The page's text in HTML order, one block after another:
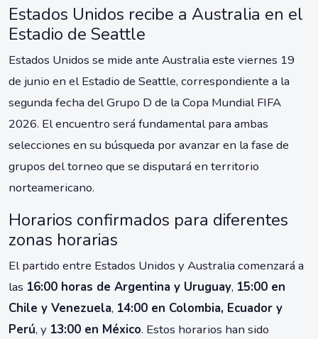
Estados Unidos recibe a Australia en el
Estadio de Seattle
Estados Unidos se mide ante Australia este viernes 19
de junio en el Estadio de Seattle, correspondiente a la
segunda fecha del Grupo D de la Copa Mundial FIFA
2026. El encuentro será fundamental para ambas
selecciones en su búsqueda por avanzar en la fase de
grupos del torneo que se disputará en territorio
norteamericano.
Horarios confirmados para diferentes
zonas horarias
El partido entre Estados Unidos y Australia comenzará a
las 16:00 horas de Argentina y Uruguay, 15:00 en
Chile y Venezuela, 14:00 en Colombia, Ecuador y
Perú, y 13:00 en México. Estos horarios han sido